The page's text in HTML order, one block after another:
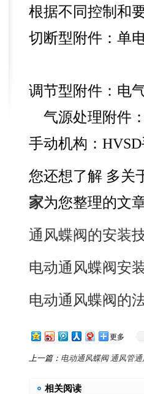
根据不同控制
切断型附件：单
调节型附件：电
气源处理附件
手动机构：
您还想了解 多关
家为您整理的文
通风蝶阀的安装
电动通风蝶阀安
电动通风蝶阀的
更多
上一篇： 电动通风蝶阀 通风管
相关阅读